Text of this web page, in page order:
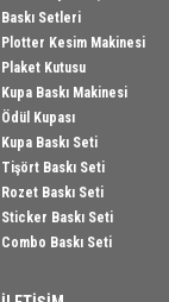
Baskı Setleri
Plotter Kesim Makinesi
Plaket Kutusu
Kupa Baskı Makinesi
Ödül Kupası
Kupa Baskı Seti
Tişört Baskı Seti
Rozet Baskı Seti
Sticker Baskı Seti
Combo Baskı Seti